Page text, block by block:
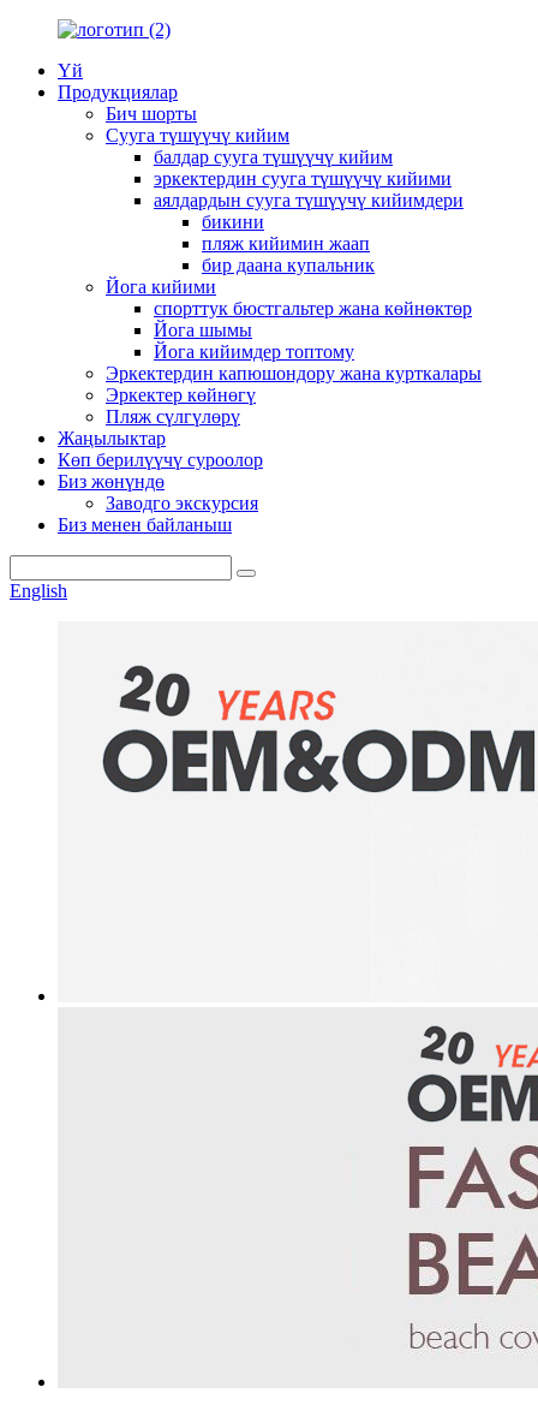
Үй
Продукциялар
Бич шорты
Сууга түшүүчү кийим
балдар сууга түшүүчү кийим
эркектердин сууга түшүүчү кийими
аялдардын сууга түшүүчү кийимдери
бикини
пляж кийимин жаап
бир даана купальник
Йога кийими
спорттук бюстгальтер жана көйнөктөр
Йога шымы
Йога кийимдер топтому
Эркектердин капюшондору жана курткалары
Эркектер көйнөгү
Пляж сүлгүлөрү
Жаңылыктар
Көп берилүүчү суроолор
Биз жөнүндө
Заводго экскурсия
Биз менен байланыш
English